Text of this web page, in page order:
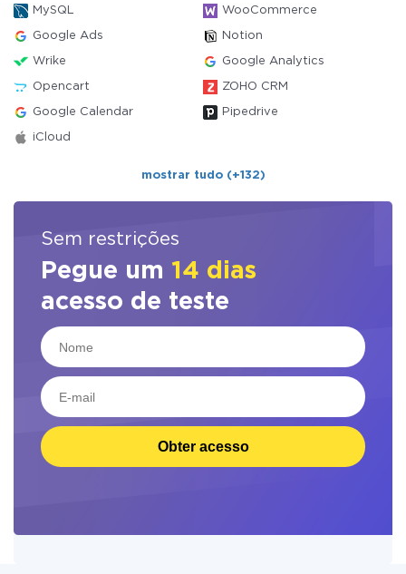
MySQL WooCommerce
Google Ads Notion
Wrike Google Analytics
Opencart ZOHO CRM
Google Calendar Pipedrive
iCloud
mostrar tudo (+132)
Sem restrições
Pegue um 14 dias
acesso de teste
Obter acesso